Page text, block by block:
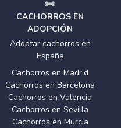
CACHORROS EN
ADOPCIÓN
Adoptar cachorros en
España
Cachorros en Madrid
Cachorros en Barcelona
Cachorros en Valencia
Cachorros en Sevilla
Cachorros en Murcia